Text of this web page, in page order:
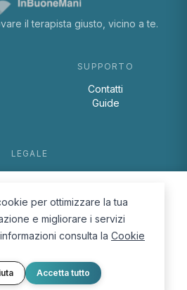
il terapista giusto, vicino a te.
SUPPORTO
Contatti
Guide
LEGALE
Policy
per ottimizzare la tua
e migliorare i servizi
consulta la Cookie
Accetta tutto